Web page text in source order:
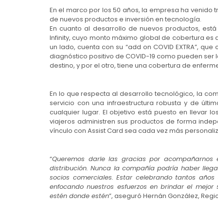
En el marco por los 50 años, la empresa ha
de nuevos productos e inversión en tecnología.
En cuanto al desarrollo de nuevos productos,
Infinity, cuyo monto máximo global de cobertura
un lado, cuenta con su “add on COVID EXTRA”,
diagnóstico positivo de COVID-19 como pueden
destino, y por el otro, tiene una cobertura de
En lo que respecta al desarrollo tecnológico, la
servicio con una infraestructura robusta y de
cualquier lugar. El objetivo está puesto en llevar
viajeros administren sus productos de forma
vínculo con Assist Card sea cada vez más
“Queremos darle las gracias por
distribución. Nunca la compañía podría haber
socios comerciales. Estar celebrando tantos
enfocando nuestros esfuerzos en brindar el
estén donde estén”, aseguró Hernán González,